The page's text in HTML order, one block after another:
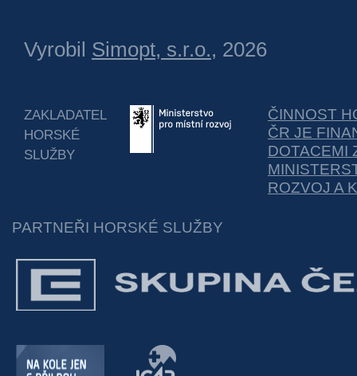
Vyrobil Simopt, s.r.o., 2026
ZAKLADATEL
HORSKÉ
SLUŽBY
ČINNOST
ČR JE
DOTACEMI
ROZVOJ A
PARTNEŘI HORSKÉ SLUŽBY